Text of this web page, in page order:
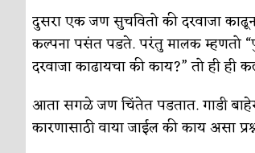
आदिवासींचा डॉक्टर,
डेंग्यू: ताप उतरला म्हणजे
सुवर्ण – झळाळी अर्थ-
दुसरा एक जण सुचवितो की दरवाजा
कल्पना पसंत पडते. परंतु मालक म्हणतो
दरवाजा काढायचा की काय?” तो ही ही
आता सगळे जण चिंतेत पडतात. गाडी
कारणासाठी वाया जाईल की काय असा